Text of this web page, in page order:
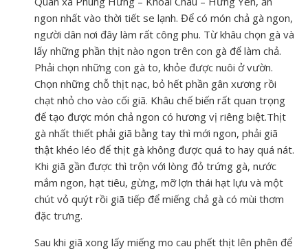
ngon nhất vào thời tiết se lạnh. Để có món chả gà ngon,
người dân nơi đây làm rất công phu. Từ khâu chọn gà và
lấy những phần thịt nào ngon trên con gà để làm chả.
Phải chọn những con gà to, khỏe được nuôi ở vườn.
Chọn những chỗ thịt nạc, bỏ hết phần gân xương rồi
chạt nhỏ cho vào cối giã. Khâu chế biến rất quan trọng
để tạo được món chả ngon có hương vị riêng biệt.Thịt
gà nhất thiết phải giã bằng tay thì mới ngon, phải giã
thật khéo léo để thịt gà không được quá to hay quá nát.
Khi giã gần được thì trộn với lòng đỏ trứng gà, nước
mắm ngon, hạt tiêu, gừng, mỡ lợn thái hạt lựu và một
chút vỏ quýt rồi giã tiếp để miếng chả gà có mùi thơm
đặc trưng.
Sau khi giã xong lấy miếng mo cau phết thịt lên phên để